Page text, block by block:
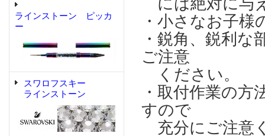
ラインストーン ピッカ
ー
スワロフスキー
ラインストーン
・小さなお子
・鋭角、鋭利
ご注意
ください。
・取付作業の
すので
充分にご注意